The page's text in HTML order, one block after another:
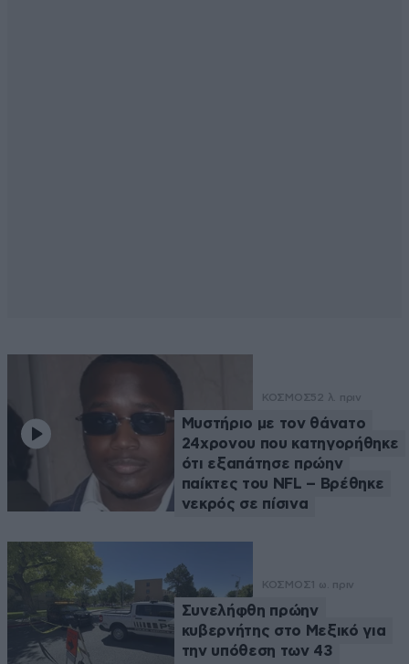
ΚΟΣΜΟΣ52 λ. πριν
Μυστήριο με τον θάνατο
24χρονου που κατηγορήθηκε
ότι εξαπάτησε πρώην
παίκτες του NFL – Βρέθηκε
νεκρός σε πίσινα
ΚΟΣΜΟΣ 1 ω. πριν
Συνελήφθη πρώην
κυβερνήτης στο Μεξικό για
την υπόθεση των 43